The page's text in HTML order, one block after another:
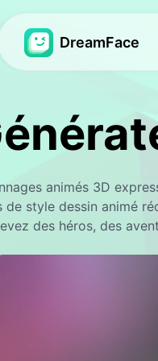
DreamFace
Vidéo de
Photo de
Avatar de rêve
Vidéo d'avatar
Hot
AI Girl Builder Hot
Générateur
animés 3D
de style dessin animé
des héros, des